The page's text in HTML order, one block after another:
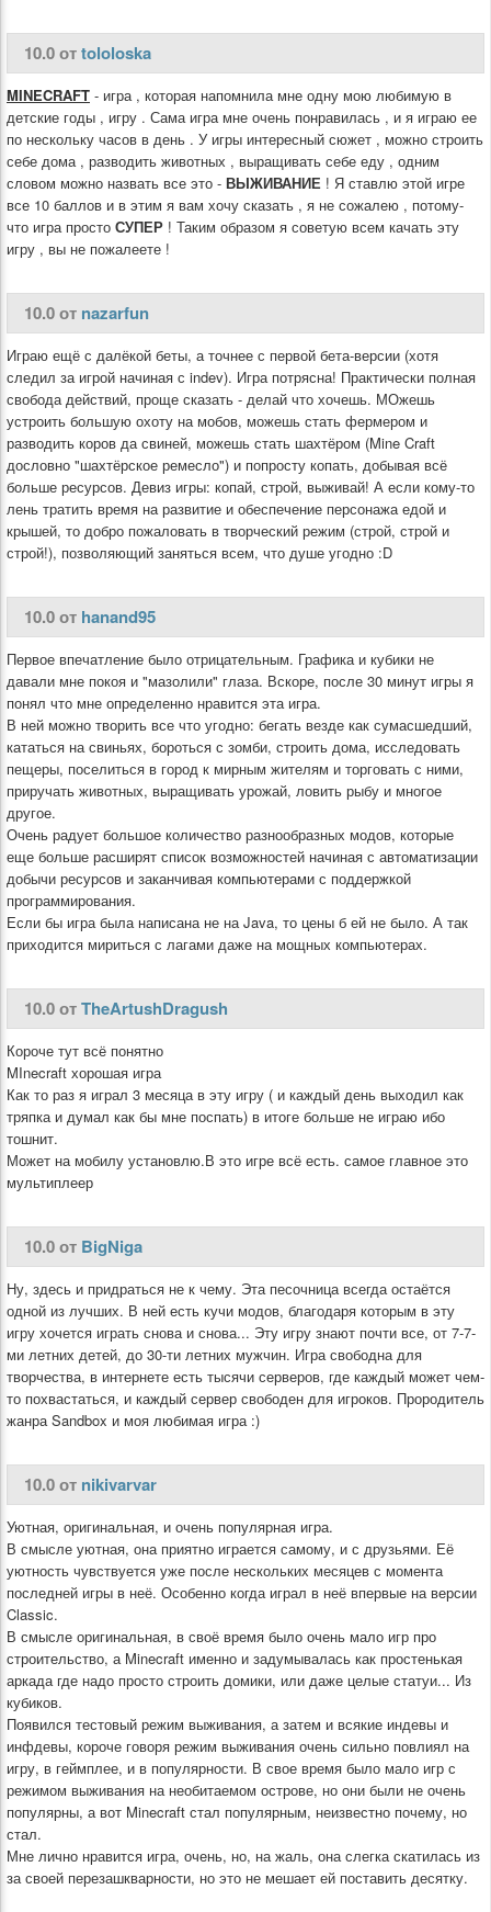
10.0 отtololoska
MINECRAFT - игра , которая напомнила мне одну мою любимую в
детские годы , игру . Сама игра мне очень понравилась , и я играю ее
по нескольку часов в день . У игры интересный сюжет , можно строить
себе дома , разводить животных , выращивать себе еду , одним
словом можно назвать все это - ВЫЖИВАНИЕ ! Я ставлю этой игре
все 10 баллов и в этим я вам хочу сказать , я не сожалею , потому-
что игра просто СУПЕР ! Таким образом я советую всем качать эту
игру , вы не пожалеете !
10.0 от nazarfun
Играю ещё с далёкой беты, а точнее с первой бета-версии (хотя
следил за игрой начиная с indev). Игра потрясна! Практически полная
свобода действий, проще сказать - делай что хочешь. МОжешь
устроить большую охоту на мобов, можешь стать фермером и
разводить коров да свиней, можешь стать шахтёром (Mine Craft
дословно "шахтёрское ремесло") и попросту копать, добывая всё
больше ресурсов. Девиз игры: копай, строй, выживай! А если кому-то
лень тратить время на развитие и обеспечение персонажа едой и
крышей, то добро пожаловать в творческий режим (строй, строй и
строй!), позволяющий заняться всем, что душе угодно :D
10.0 от hanand95
Первое впечатление было отрицательным. Графика и кубики не
давали мне покоя и "мазолили" глаза. Вскоре, после 30 минут игры я
понял что мне определенно нравится эта игра.
В ней можно творить все что угодно: бегать везде как сумасшедший,
кататься на свиньях, бороться с зомби, строить дома, исследовать
пещеры, поселиться в город к мирным жителям и торговать с ними,
приручать животных, выращивать урожай, ловить рыбу и многое
другое.
Очень радует большое количество разнообразных модов, которые
еще больше расширят список возможностей начиная с автоматизации
добычи ресурсов и заканчивая компьютерами с поддержкой
программирования.
Если бы игра была написана не на Java, то цены б ей не было. А так
приходится мириться с лагами даже на мощных компьютерах.
10.0 отTheArtushDragush
Короче тут всё понятно
MInecraft хорошая игра
Как то раз я играл 3 месяца в эту игру ( и каждый день выходил как
тряпка и думал как бы мне поспать) в итоге больше не играю ибо
тошнит.
Может на мобилу установлю.В это игре всё есть. самое главное это
мультиплеер
10.0 от BigNiga
Ну, здесь и придраться не к чему. Эта песочница всегда остаётся
одной из лучших. В ней есть кучи модов, благодаря которым в эту
игру хочется играть снова и снова... Эту игру знают почти все, от 7-7-
ми летних детей, до 30-ти летних мужчин. Игра свободна для
творчества, в интернете есть тысячи серверов, где каждый может чем-
то похвастаться, и каждый сервер свободен для игроков. Прородитель
жанра Sandbox и моя любимая игра :)
10.0 от nikivarvar
Уютная, оригинальная, и очень популярная игра.
В смысле уютная, она приятно играется самому, и с друзьями. Её
уютность чувствуется уже после нескольких месяцев с момента
последней игры в неё. Особенно когда играл в неё впервые на версии
Classic.
В смысле оригинальная, в своё время было очень мало игр про
строительство, а Minecraft именно и задумывалась как простенькая
аркада где надо просто строить домики, или даже целые статуи... Из
кубиков.
Появился тестовый режим выживания, а затем и всякие индевы и
инфдевы, короче говоря режим выживания очень сильно повлиял на
игру, в геймплее, и в популярности. В свое время было мало игр с
режимом выживания на необитаемом острове, но они были не очень
популярны, а вот Minecraft стал популярным, неизвестно почему, но
стал.
Мне лично нравится игра, очень, но, на жаль, она слегка скатилась из
за своей перезашкварности, но это не мешает ей поставить десятку.